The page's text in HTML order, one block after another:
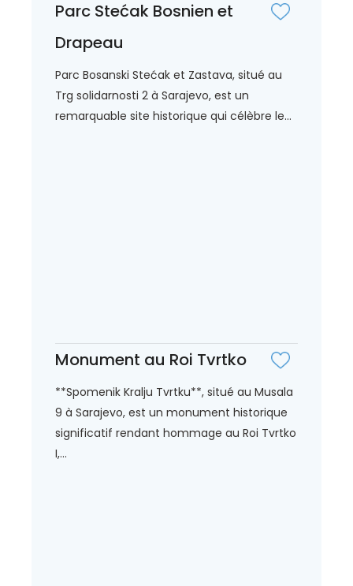
Parc Stećak Bosnien et
Drapeau
Parc Bosanski Stećak et Zastava, situé au
Trg solidarnosti 2 à Sarajevo, est un
remarquable site historique qui célèbre le...
Monument au Roi Tvrtko
**Spomenik Kralju Tvrtku**, situé au Musala
9 à Sarajevo, est un monument historique
significatif rendant hommage au Roi Tvrtko
I,...